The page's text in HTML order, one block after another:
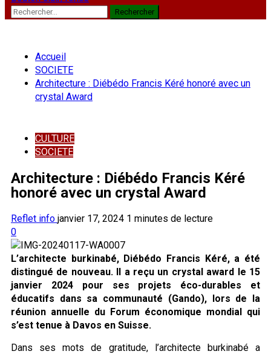
Rechercher :
Accueil
SOCIETE
Architecture : Diébédo Francis Kéré honoré avec un
crystal Award
CULTURE
SOCIETE
Architecture : Diébédo Francis Kéré
honoré avec un crystal Award
Reflet info janvier 17, 2024 1 minutes de lecture
0
L’architecte burkinabé, Diébédo Francis Kéré, a été
distingué de nouveau. Il a reçu un crystal award le 15
janvier 2024 pour ses projets éco-durables et
éducatifs dans sa communauté (Gando), lors de la
réunion annuelle du Forum économique mondial qui
s’est tenue à Davos en Suisse.
Dans ses mots de gratitude, l’architecte burkinabé a